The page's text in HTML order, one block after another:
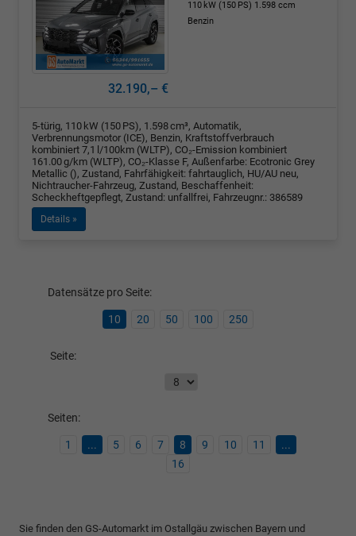
110 kW (150 PS) 1.598 ccm
Benzin
32.190,– €
5-türig, 110 kW (150 PS), 1.598 cm³, Automatik,
Verbrennungsmotor (ICE), Benzin, Kraftstoffverbrauch
kombiniert 7,1 l/100km (WLTP), CO₂-Emission kombiniert
161.00 g/km (WLTP), CO₂-Klasse F, Außenfarbe: Ecotronic Grey
Metallic (), Zustand, Fahrfähigkeit: fahrtauglich, HU/AU neu,
Nichtraucher-Fahrzeug, Zustand, Beschaffenheit:
Scheckheftgepflegt, Zustand: unfallfrei, Fahrzeugnr.: 386589
Details »
Datensätze pro Seite:
10 20 50 100 250
Seite:
Seiten:
1 ... 5 6 7 8 9 10 11
...
16
Sie finden den GS-Automarkt im Ostallgäu zwischen Bayern und